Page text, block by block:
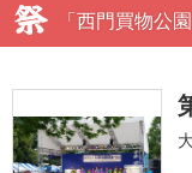
「西門買物公